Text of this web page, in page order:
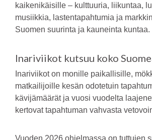
kaikenikäisille – kulttuuria, liikuntaa,
musiikkia, lastentapahtumia ja
Suomen suurinta ja kauneinta kuntaa.
Inariviikot kutsuu koko
Inariviikot on monille paikallisille,
matkailijoille kesän odotetuin
kävijämäärät ja vuosi vuodelta
kertovat tapahtuman vahvasta
Vuoden 2026 ohjelmassa on tuttujen